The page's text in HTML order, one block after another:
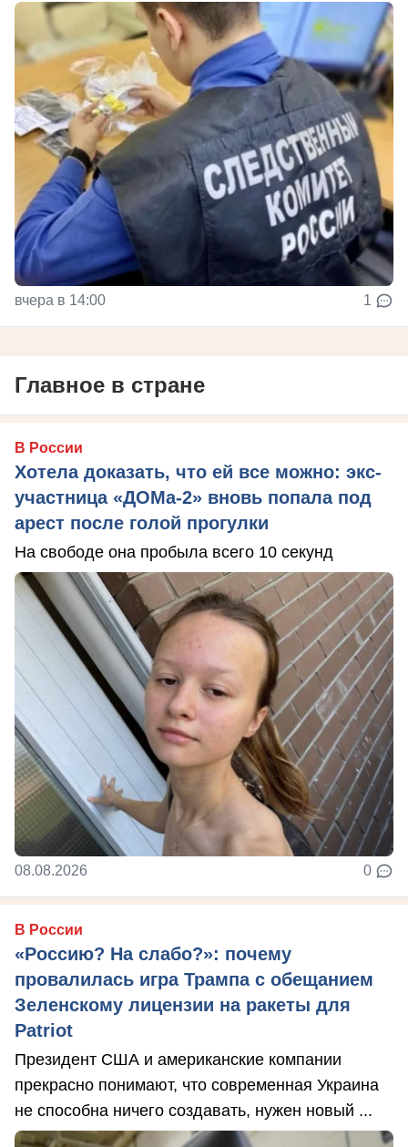
вчера в 14:00 1
Главное в стране
В России
Хотела доказать, что ей все можно: экс-
участница «ДОМа-2» вновь попала под
арест после голой прогулки
На свободе она пробыла всего 10 секунд
08.08.2026 0
В России
«Россию? На слабо?»: почему
провалилась игра Трампа с обещанием
Зеленскому лицензии на ракеты для
Patriot
Президент США и американские компании
прекрасно понимают, что современная Украина
не способна ничего создавать, нужен новый ...